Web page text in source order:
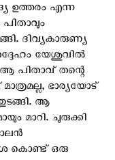
ഉത്തരം എന്ന
ദിവ്യകാരുണ്യ
യേശുവില്‍
ആ പിതാവ് തന്റെ
ഭാര്യയോട്
ആ
മാറി. ചുരുക്കി
കൊണ്ട് ഒരു